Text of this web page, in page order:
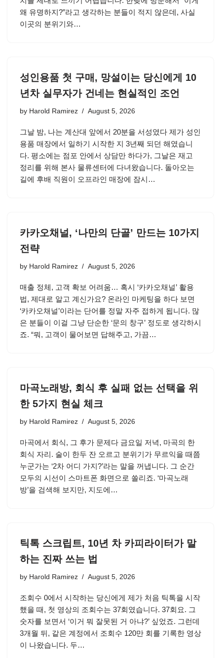
왜 유명하지?”라고 생각하는 분들이 적지 않은데, 사실
이곳의 분위기와…
성인용품 첫 구매, 망설이는 당신에게 10
년차 실무자가 건네는 현실적인 조언
by Harold Ramirez August 5, 2026
그날 밤, 나는 계산대 앞에서 20분을 서성였다 제가 성인
용품 매장에서 일하기 시작한 지 3년째 되던 해였습니
다. 평소에는 점포 안에서 상담만 하다가, 그날은 재고
정리를 위해 본사 물류센터에 다녀왔습니다. 돌아오는
길에 후배 직원이 오프라인 매장에 잠시…
카카오채널, ‘나만의 단골’ 만드는 10가지
전략
by Harold Ramirez August 5, 2026
매출 정체, 고객 확보 어려움… 혹시 ‘카카오채널’ 활용
법, 제대로 알고 계신가요? 온라인 마케팅을 하다 보면
‘카카오채널’이라는 단어를 정말 자주 접하게 됩니다. 많
은 분들이 이걸 그냥 단순한 ‘문의 창구’ 정도로 생각하시
죠. “뭐, 고객이 물어보면 답해주고, 가끔…
마곡노래방, 회식 후 실패 없는 선택을 위
한 5가지 현실 체크
by Harold Ramirez August 5, 2026
마곡에서 회식, 그 후가 문제다 금요일 저녁, 마곡의 한
회식 자리. 술이 한두 잔 오르고 분위기가 무르익을 때쯤
누군가는 ‘2차 어디 가지?’라는 말을 꺼냅니다. 그 순간
모두의 시선이 스마트폰 화면으로 쏠리죠. ‘마곡노래
방’을 검색해 보지만, 지도에…
틱톡 스크립트, 10년 차 카피라이터가 말
하는 진짜 쓰는 법
by Harold Ramirez August 5, 2026
조회수 0에서 시작하는 당신에게 제가 처음 틱톡을 시작
했을 때, 첫 영상의 조회수는 37회였습니다. 37회요. 그
숫자를 보면서 ‘이거 뭐 잘못된 거 아냐?’ 싶었죠. 그런데
3개월 뒤, 같은 계정에서 조회수 120만 회를 기록한 영상
이 나왔습니다. 두…